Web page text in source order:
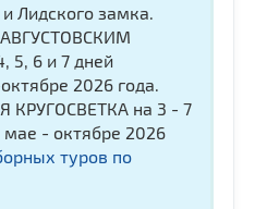
Лидского замка.
5, 6 и 7 дней
2026 года.
КРУГОСВЕТКА на 3 - 7
мае - октябре 2026
туров по